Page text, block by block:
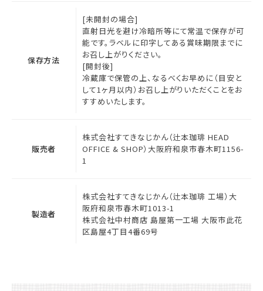
保存方法
[未開封の場合]
直射日光を避け冷暗所等にて常温で保存が可
能です。ラベルに印字してある賞味期限までに
お召し上がりください。
[開封後]
冷蔵庫で保管の上、なるべくお早めに（目安と
して1ヶ月以内）お召し上がりいただくことをお
すすめいたします。
販売者
株式会社すてきなじかん（辻本珈琲 HEAD
OFFICE & SHOP）大阪府和泉市春木町1156-
1
製造者
株式会社すてきなじかん（辻本珈琲 工場）大
阪府和泉市春木町1013-1
株式会社中村商店 島屋第一工場 大阪市此花
区島屋4丁目4番69号